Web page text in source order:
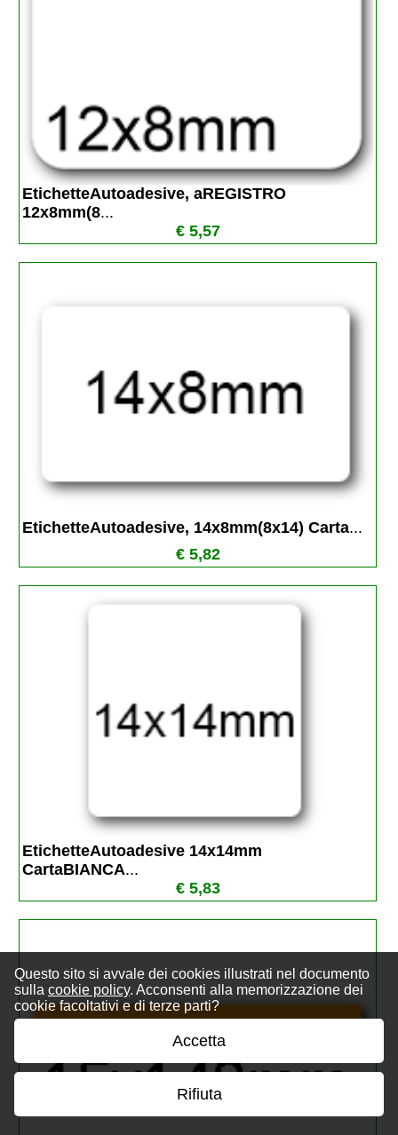
Questo sito si avvale dei cookies illustrati nel documento
sulla cookie policy. Acconsenti alla memorizzazione dei
cookie facoltativi e di terze parti?
Accetta
Rifiuta
EtichetteAutoadesive, aREGISTRO
12x8mm(8...
€ 5,57
EtichetteAutoadesive, 14x8mm(8x14) Carta...
€ 5,82
EtichetteAutoadesive 14x14mm
CartaBIANCA...
€ 5,83